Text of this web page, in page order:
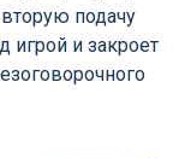
подачу
игрой и закроет